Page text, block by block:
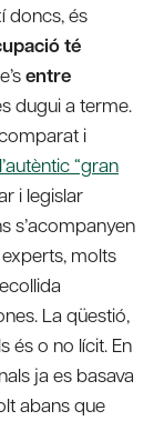
doncs, és
té
entre
dugui a terme.
i
“gran
i legislar
s’acompanyen
molts
La qüestió,
és o no lícit. En
ja es basava
abans que